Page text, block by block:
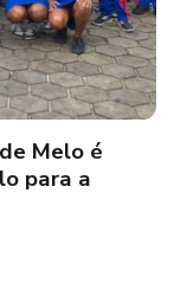
prisão de
contra a
Alegre